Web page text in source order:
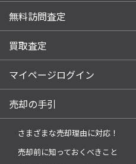
無料訪問査定
買取査定
マイページログイン
売却の手引
さまざまな売却理由に対応！
売却前に知っておくべきこと